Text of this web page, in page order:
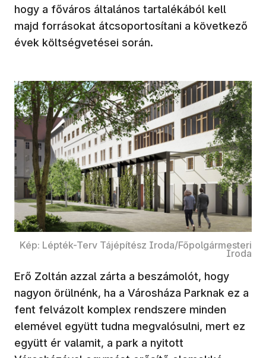
hogy a főváros általános tartalékából kell
majd forrásokat átcsoportosítani a következő
évek költségvetései során.
Kép: Lépték-Terv Tájépítész Iroda/Főpolgármesteri
Iroda
Erő Zoltán azzal zárta a beszámolót, hogy
nagyon örülnénk, ha a Városháza Parknak ez a
fent felvázolt komplex rendszere minden
elemével együtt tudna megvalósulni, mert ez
együtt ér valamit, a park a nyitott